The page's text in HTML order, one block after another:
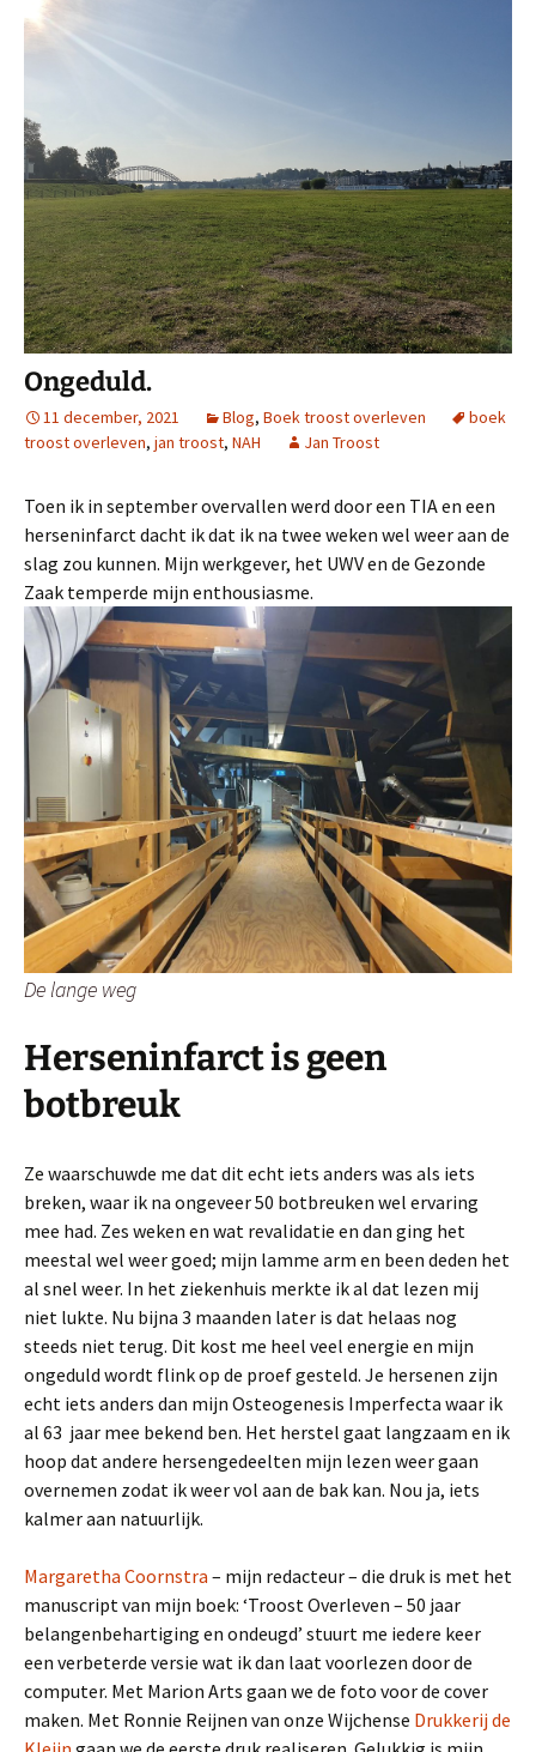
Ongeduld.
11 december, 2021 Blog, Boek troost overleven
boek
troost overleven, jan troost, NAH Jan Troost
Toen ik in september overvallen werd door een TIA en een
herseninfarct dacht ik dat ik na twee weken wel weer aan de
slag zou kunnen. Mijn werkgever, het UWV en de Gezonde
Zaak temperde mijn enthousiasme.
De lange weg
Herseninfarct is geen
botbreuk
Ze waarschuwde me dat dit echt iets anders was als iets
breken, waar ik na ongeveer 50 botbreuken wel ervaring
mee had. Zes weken en wat revalidatie en dan ging het
meestal wel weer goed; mijn lamme arm en been deden het
al snel weer. In het ziekenhuis merkte ik al dat lezen mij
niet lukte. Nu bijna 3 maanden later is dat helaas nog
steeds niet terug. Dit kost me heel veel energie en mijn
ongeduld wordt flink op de proef gesteld. Je hersenen zijn
echt iets anders dan mijn Osteogenesis Imperfecta waar ik
al 63 jaar mee bekend ben. Het herstel gaat langzaam en ik
hoop dat andere hersengedeelten mijn lezen weer gaan
overnemen zodat ik weer vol aan de bak kan. Nou ja, iets
kalmer aan natuurlijk.
Margaretha Coornstra – mijn redacteur – die druk is met het
manuscript van mijn boek: ‘Troost Overleven – 50 jaar
belangenbehartiging en ondeugd’ stuurt me iedere keer
een verbeterde versie wat ik dan laat voorlezen door de
computer. Met Marion Arts gaan we de foto voor de cover
maken. Met Ronnie Reijnen van onze Wijchense Drukkerij de